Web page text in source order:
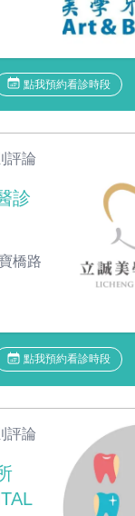
點我預約看診時段
評論
診
橋路
點我預約看診時段
評論